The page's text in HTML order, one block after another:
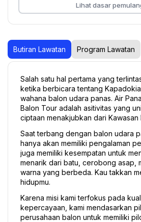
Lihat dasar
Butiran Lawatan Program Lawatan
Salah satu hal pertama yang
ketika berbicara tentang
wahana balon udara panas. Air
Balon Tour adalah asitivitas yang
ciptaan menakjubkan dari Kawasan
Saat terbang dengan balon udara
hanya akan memiliki pengalaman
juga memiliki kesempatan untuk
menarik dari batu, cerobong asap,
warna yang berbeda. Kau takkan
hidupmu.
Karena misi kami terfokus pada
kepercayaan, kami mendasarkan
perusahaan balon untuk memiliki